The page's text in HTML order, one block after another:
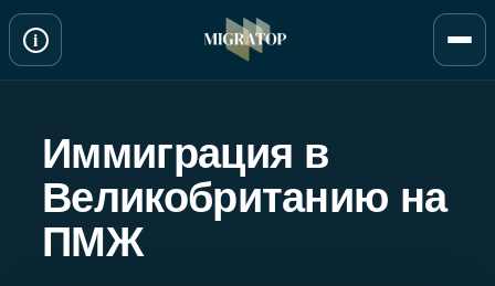
Перейти
i
Иммиграция в
Великобританию на
ПМЖ